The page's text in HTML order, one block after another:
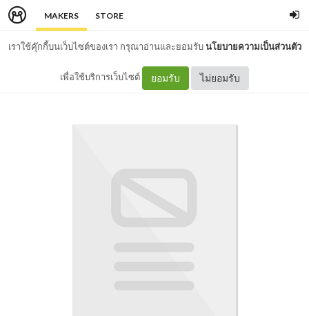
MAKERS STORE
เราใช้คุ๊กกี้บนเว็บไซต์ของเรา กรุณาอ่านและยอมรับนโยบายความเป็นส่วนตัว
เพื่อใช้บริการเว็บไซต์ ยอมรับ ไม่ยอมรับ